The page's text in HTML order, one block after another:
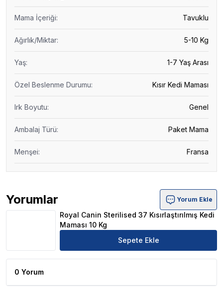
Mama İçeriği: Tavuklu
Ağırlık/Miktar: 5-10 Kg
Yaş: 1-7 Yaş Arası
Özel Beslenme Durumu: Kısır Kedi Maması
Irk Boyutu: Genel
Ambalaj Türü: Paket Mama
Menşei: Fransa
Yorumlar
Royal Canin Sterilised 37 Kısırlaştırılmış Kedi Maması
Yorum Ekle
Royal Canin Sterilised 37 Kısırlaştırılmış Kedi
Maması 10 Kg
Sepete Ekle
0 Yorum